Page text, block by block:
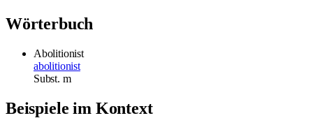
Wörterbuch
Abolitionist
abolitionist
Subst. m
Beispiele im Kontext